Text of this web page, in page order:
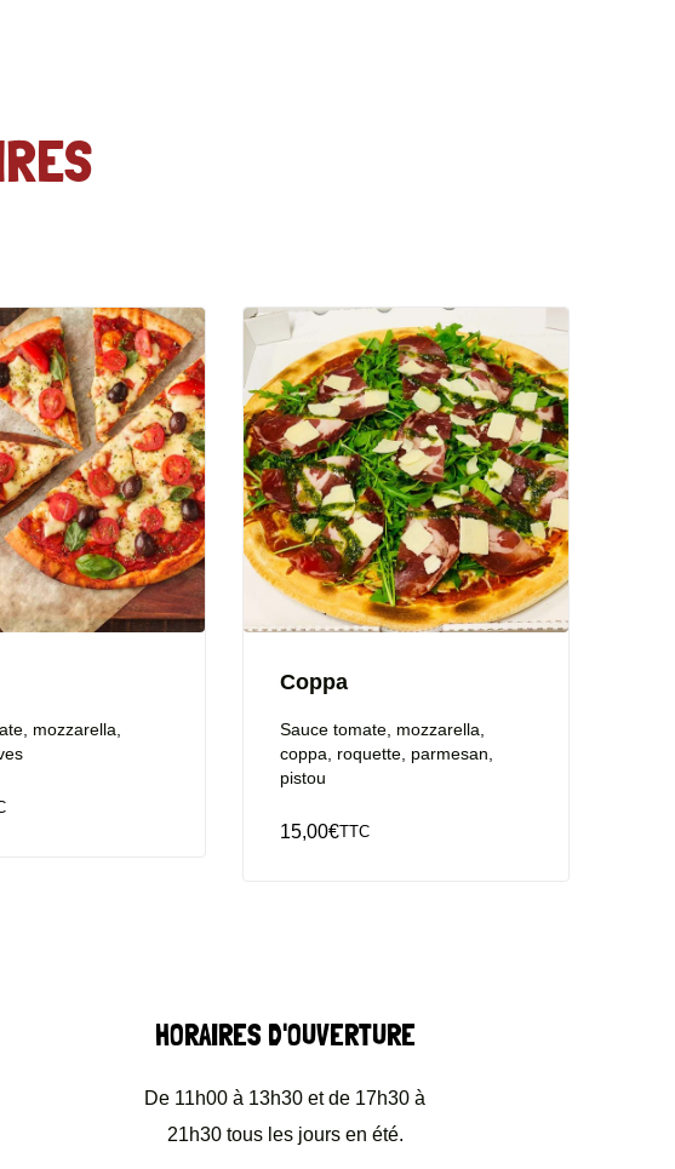
mozzarella,
Coppa
Sauce tomate, mozzarella,
coppa, roquette, parmesan,
pistou
15,00€TTC
HORAIRES D'OUVERTURE
De 11h00 à 13h30 et de 17h30 à
21h30 tous les jours en été.